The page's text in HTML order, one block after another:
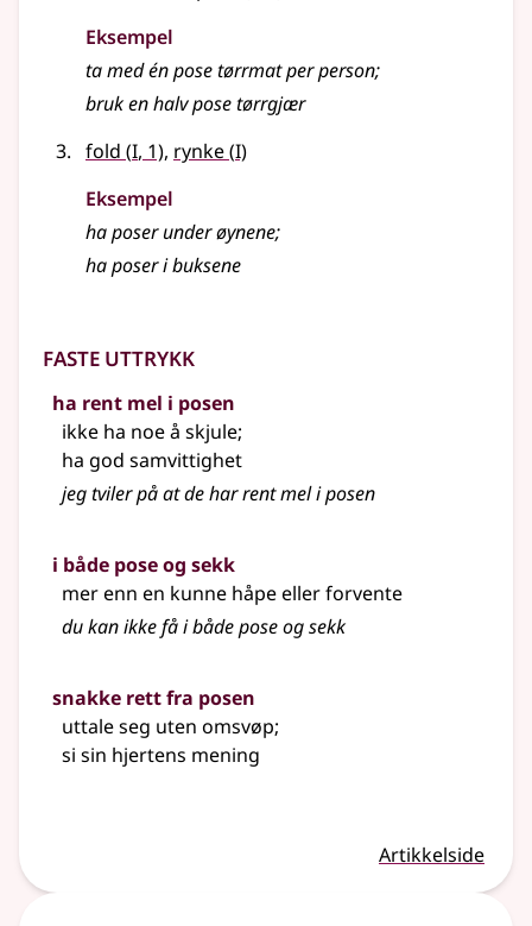
Eksempel
ta med én pose tørrmat per person;
bruk en halv pose tørrgjær
fold (1
I, 1), rynke(1
I)
Eksempel
haposerunder øynene;
ha poser i buksene
Faste uttrykk
ha rent mel i posen
ikke ha noe å skjule;
ha god samvittighet
jeg tviler på at de har rent mel i posen
i både pose og sekk
mer enn en kunne håpe eller forvente
du kan ikke få i både pose og sekk
snakke rett fra posen
uttale seg uten omsvøp;
si sin hjertens mening
Artikkelside